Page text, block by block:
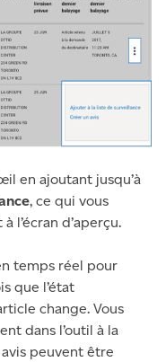
en ajoutant jusqu’à
, ce qui vous
l’écran d’aperçu.
temps réel pour
que l’état
change. Vous
dans l’outil à la
peuvent être